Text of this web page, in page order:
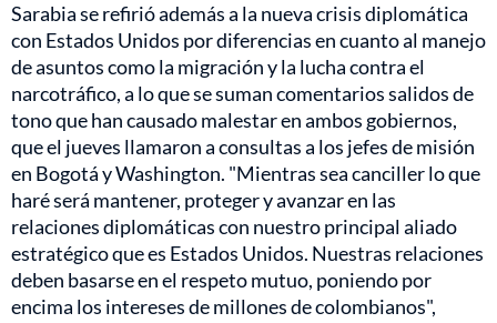
Sarabia se refirió además a la nueva crisis diplomática
con Estados Unidos por diferencias en cuanto al manejo
de asuntos como la migración y la lucha contra el
narcotráfico, a lo que se suman comentarios salidos de
tono que han causado malestar en ambos gobiernos,
que el jueves llamaron a consultas a los jefes de misión
en Bogotá y Washington. "Mientras sea canciller lo que
haré será mantener, proteger y avanzar en las
relaciones diplomáticas con nuestro principal aliado
estratégico que es Estados Unidos. Nuestras relaciones
deben basarse en el respeto mutuo, poniendo por
encima los intereses de millones de colombianos",